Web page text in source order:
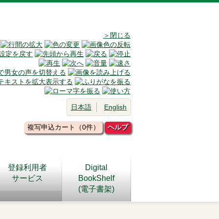
＞閉じる
日本語 English
複写申込カート（0件） ヘルプ
登録利用者
サービス
Digital
BookShelf
(電子書架)